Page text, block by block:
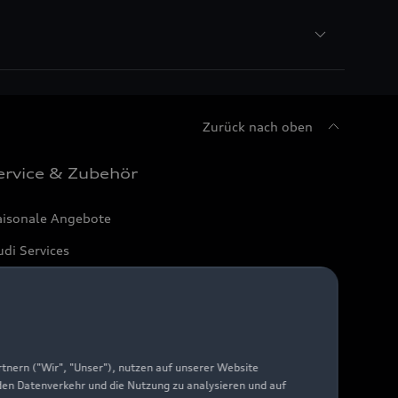
("Wir", "Unser"), nutzen auf unserer Website
Datenverkehr und die Nutzung zu analysieren und auf
Zurück nach oben
& Zubehör
Angebote
Services